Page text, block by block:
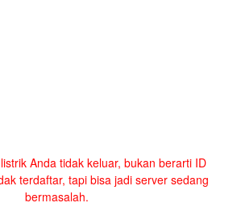
Anda tidak keluar, bukan berarti ID
terdaftar, tapi bisa jadi server sedang
bermasalah.